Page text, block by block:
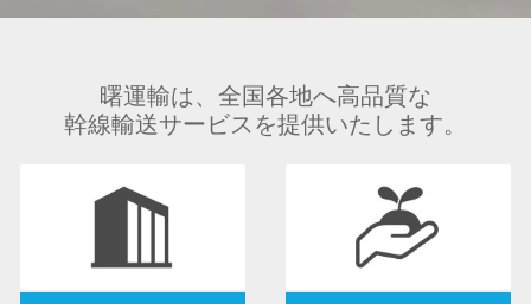
曙運輸は、全国各地へ高品質な
幹線輸送サービスを提供いたします。